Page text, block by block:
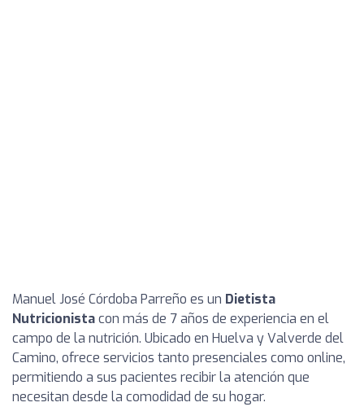
Manuel José Córdoba Parreño es un Dietista
Nutricionistacon más de 7 años de experiencia en el
campo de la nutrición. Ubicado en Huelva y Valverde del
Camino, ofrece servicios tanto presenciales como online,
permitiendo a sus pacientes recibir la atención que
necesitan desde la comodidad de su hogar.